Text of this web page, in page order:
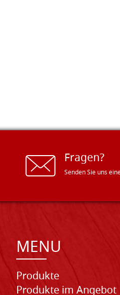
Fragen?
Senden Sie uns
MENU
Produkte
Produkte im Angebot